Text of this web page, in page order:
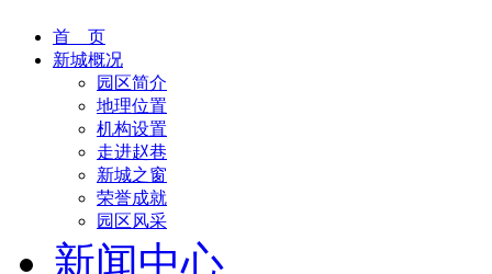
首 页
新城概况
园区简介
地理位置
机构设置
走进赵巷
新城之窗
荣誉成就
园区风采
新闻中心